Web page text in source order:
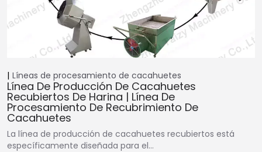
Líneas de procesamiento de cacahuetes
Línea De Producción De Cacahuetes
Recubiertos De Harina | Línea De
Procesamiento De Recubrimiento De
Cacahuetes
La línea de producción de cacahuetes recubiertos está
específicamente diseñada para el…